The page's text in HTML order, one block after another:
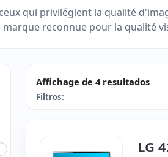
qui privilégient la qualité
reconnue pour la qualité
Affichage de 4 resultados
Filtros:
LG